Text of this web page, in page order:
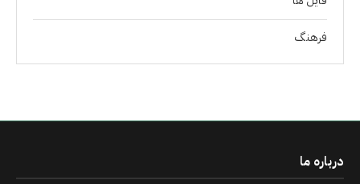
فرهنگ
درباره ما